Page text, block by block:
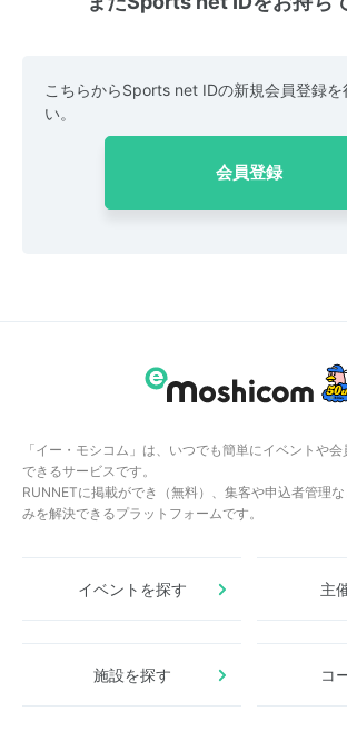
こちらからSports net IDの新規会員登録を
い。
会員登録
「イー・モシコム」は、いつでも簡単にイベントや
できるサービスです。
RUNNETに掲載ができ（無料）、集客や申込者管理
みを解決できるプラットフォームです。
イベントを探す 主
施設を探す コ